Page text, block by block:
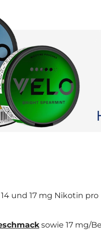
und 17 mg Nikotin pro
sowie 17 mg/